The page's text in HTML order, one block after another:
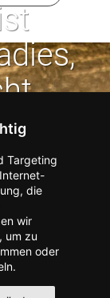
Targeting
die
wir
um zu
oder
aktivieren